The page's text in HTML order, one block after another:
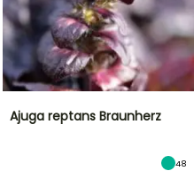
Ajuga reptans Braunherz
48